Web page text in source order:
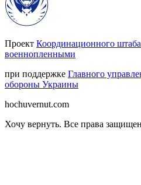
Проект Координационного
военнопленными
при поддержке Главного
обороны Украины
hochuvernut.com
Хочу вернуть. Все права